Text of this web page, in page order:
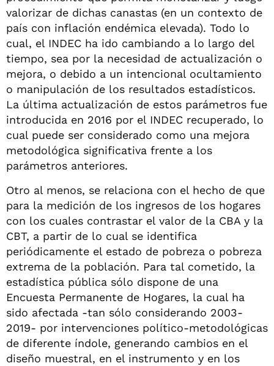
valorizar de dichas canastas (en un contexto de
país con inflación endémica elevada). Todo lo
cual, el INDEC ha ido cambiando a lo largo del
tiempo, sea por la necesidad de actualización o
mejora, o debido a un intencional ocultamiento
o manipulación de los resultados estadísticos.
La última actualización de estos parámetros fue
introducida en 2016 por el INDEC recuperado, lo
cual puede ser considerado como una mejora
metodológica significativa frente a los
parámetros anteriores.
Otro al menos, se relaciona con el hecho de que
para la medición de los ingresos de los hogares
con los cuales contrastar el valor de la CBA y la
CBT, a partir de lo cual se identifica
periódicamente el estado de pobreza o pobreza
extrema de la población. Para tal cometido, la
estadística pública sólo dispone de una
Encuesta Permanente de Hogares, la cual ha
sido afectada -tan sólo considerando 2003-
2019- por intervenciones político-metodológicas
de diferente índole, generando cambios en el
diseño muestral, en el instrumento y en los